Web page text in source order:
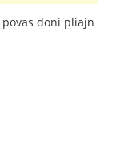
povas doni pliajn